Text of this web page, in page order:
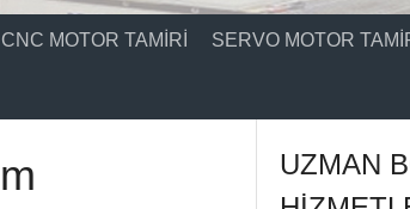
CNC MOTOR TAMIRI SERVO MOTOR
UZMAN